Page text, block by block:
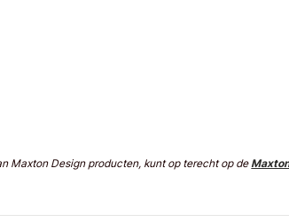
Maxton Design producten, kunt op terecht op de